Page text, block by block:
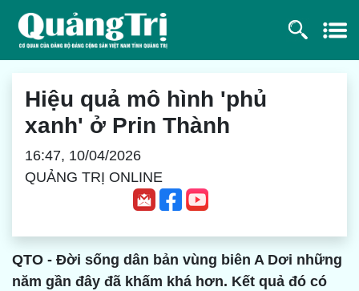
Hiệu quả mô hình 'phủ
xanh' ở Prin Thành
16:47, 10/04/2026
QUẢNG TRỊ ONLINE
QTO - Đời sống dân bản vùng biên A Dơi những
năm gần đây đã khấm khá hơn. Kết quả đó có